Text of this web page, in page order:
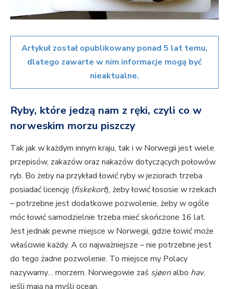
Artykuł został opublikowany ponad 5 lat temu,
dlatego zawarte w nim informacje mogą być
nieaktualne.
Ryby, które jedzą nam z ręki, czyli co w
norweskim morzu piszczy
Tak jak w każdym innym kraju, tak i w Norwegii jest wiele
przepisów, zakazów oraz nakazów dotyczących połowów
ryb. Bo żeby na przykład łowić ryby w jeziorach trzeba
posiadać licencję (fiskekort), żeby łowić łososie w rzekach
– potrzebne jest dodatkowe pozwolenie, żeby w ogóle
móc łowić samodzielnie trzeba mieć skończone 16 lat.
Jest jednak pewne miejsce w Norwegii, gdzie łowić może
właściwie każdy. A co najważniejsze – nie potrzebne jest
do tego żadne pozwolenie. To miejsce my Polacy
nazywamy… morzem. Norwegowie zaś sjøenalbo hav,
jeśli mają na myśli ocean.